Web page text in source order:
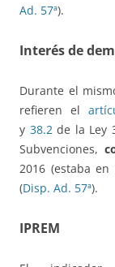
Ad. 57ª).
Interés de
Durante el
refieren el
y 38.2 de la Ley
Subvenciones,
2016 (estaba
(Disp. Ad. 57ª).
IPREM